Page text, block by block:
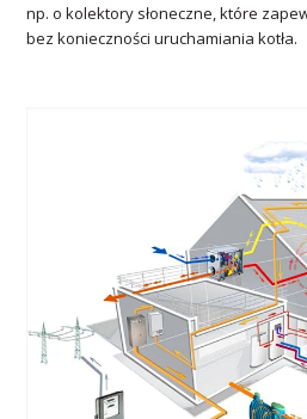
np. o kolektory słoneczne, które
bez konieczności uruchamiania kotła.